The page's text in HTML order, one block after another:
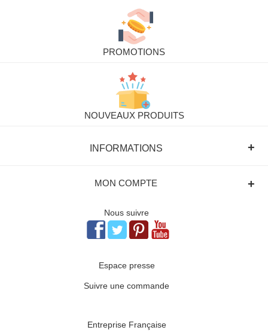
PROMOTIONS
NOUVEAUX PRODUITS
+
INFORMATIONS
+
MON COMPTE
Nous suivre
Espace presse
Suivre une commande
Entreprise Française